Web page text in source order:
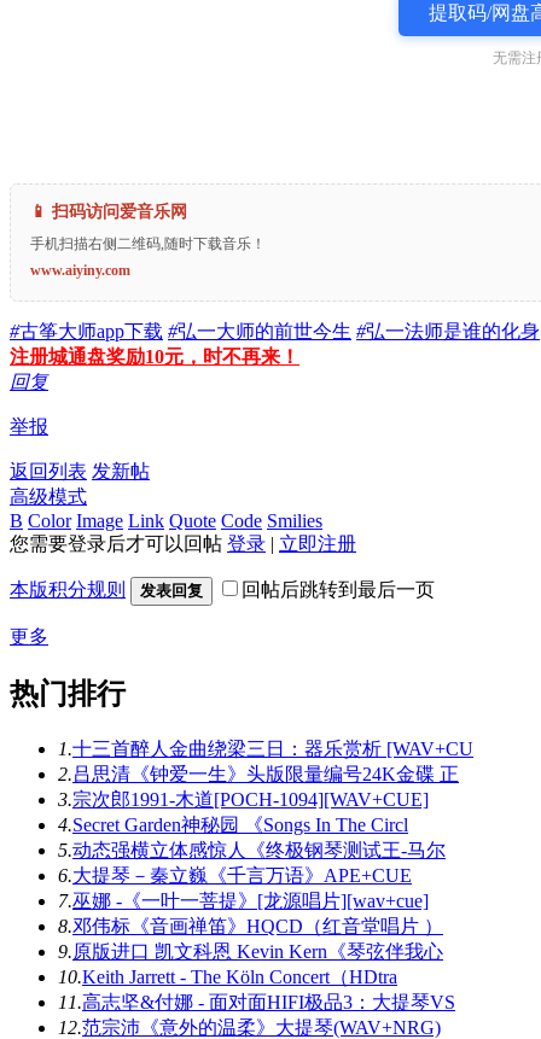
提取码/网盘
无需注
📱 扫码访问爱音乐网
手机扫描右侧二维码,随时下载音乐！
www.aiyiny.com
#古筝大师app下载 #弘一大师的前世今生 #弘一法师是谁的化身
注册城通盘奖励10元，时不再来！
回复
举报
返回列表 发新帖
高级模式
B Color Image Link Quote Code Smilies
您需要登录后才可以回帖 登录 | 立即注册
本版积分规则 发表回复 回帖后跳转到最后一页
更多
热门排行
1.十三首醉人金曲绕梁三日：器乐赏析 [WAV+CU
2.吕思清《钟爱一生》头版限量编号24K金碟 正
3.宗次郎1991-木道[POCH-1094][WAV+CUE]
4.Secret Garden神秘园 《Songs In The Circl
5.动态强横立体感惊人《终极钢琴测试王-马尔
6.大提琴－秦立巍《千言万语》APE+CUE
7.巫娜 -《一叶一菩提》[龙源唱片][wav+cue]
8.邓伟标《音画禅笛》HQCD（红音堂唱片 ）
9.原版进口 凯文科恩 Kevin Kern《琴弦伴我心
10.Keith Jarrett - The Köln Concert（HDtra
11.高志坚&付娜 - 面对面HIFI极品3：大提琴VS
12.范宗沛《意外的温柔》大提琴(WAV+NRG)